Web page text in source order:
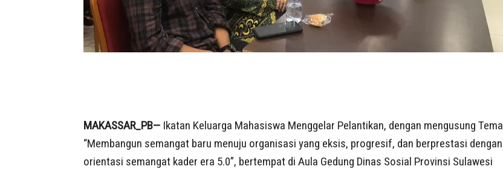
MAKASSAR_PB— Ikatan Keluarga Mahasiswa Menggelar Pelantikan, dengan mengusung Tema
“Membangun semangat baru menuju organisasi yang eksis, progresif, dan berprestasi dengan
orientasi semangat kader era 5.0”, bertempat di Aula Gedung Dinas Sosial Provinsi Sulawesi